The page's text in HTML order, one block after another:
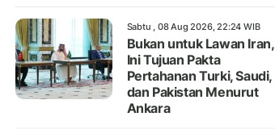
Sabtu , 08 Aug 2026, 22:24 WIB
Bukan untuk Lawan Iran,
Ini Tujuan Pakta
Pertahanan Turki, Saudi,
dan Pakistan Menurut
Ankara